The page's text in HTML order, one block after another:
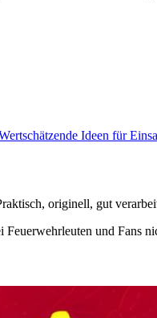
Ideen für
originell, gut
und Fans